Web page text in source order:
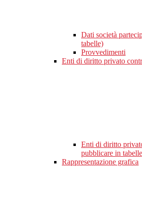
Dati società
tabelle)
Provvedimenti
Enti di diritto privato
Enti di diritto
pubblicare in
Rappresentazione grafica